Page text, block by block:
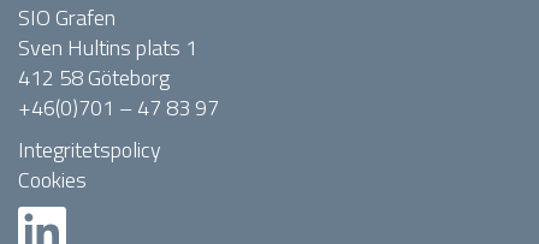
SIO Grafen
Sven Hultins plats 1
412 58 Göteborg
+46(0)701 – 47 83 97
Integritetspolicy
Cookies